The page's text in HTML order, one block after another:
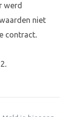
werd
niet
contract.